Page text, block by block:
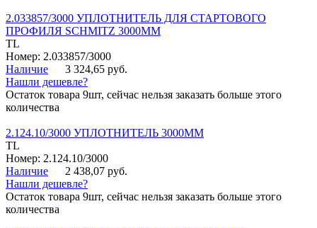
2.033857/3000 УПЛОТНИТЕЛЬ ДЛЯ СТАРТОВОГО
ПРОФИЛЯ SCHMITZ 3000ММ
TL
Номер: 2.033857/3000
Наличие
3 324,65 руб.
Нашли дешевле?
Остаток товара 9шт, сейчас нельзя заказать больше этого
количества
2.124.10/3000 УПЛОТНИТЕЛЬ 3000ММ
TL
Номер: 2.124.10/3000
Наличие
2 438,07 руб.
Нашли дешевле?
Остаток товара 9шт, сейчас нельзя заказать больше этого
количества